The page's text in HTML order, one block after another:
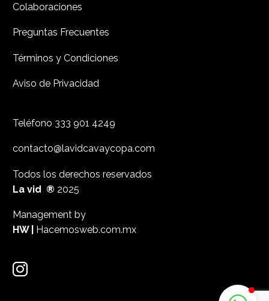
Colaboraciones
Preguntas Frecuentes
Términos y Condiciones
Aviso de Privacidad
Teléfono 333 901 4249
contacto@lavidcavaycopa.com
Todos los derechos reservados
La vid ® 2025
Management by
HW |
Hacemosweb.com.mx